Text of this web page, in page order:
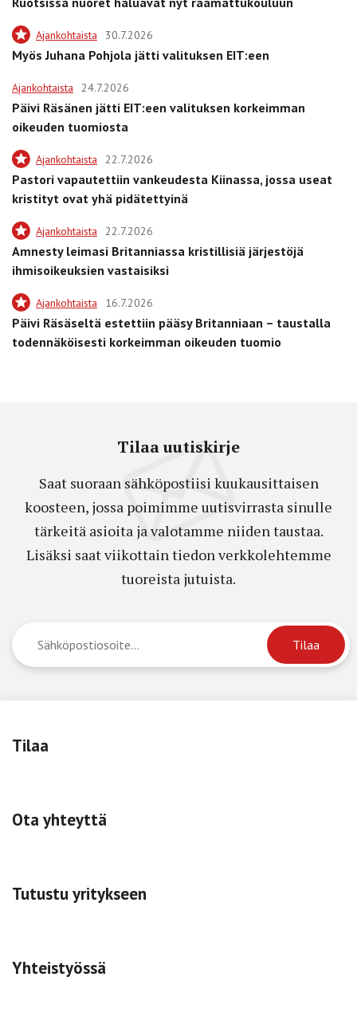
Ajankohtaista 30.7.2026
Myös Juhana Pohjola jätti valituksen EIT:een
Ajankohtaista 24.7.2026
Päivi Räsänen jätti EIT:een valituksen korkeimman
oikeuden tuomiosta
Ajankohtaista 22.7.2026
Pastori vapautettiin vankeudesta Kiinassa, jossa useat
kristityt ovat yhä pidätettyinä
Ajankohtaista 22.7.2026
Amnesty leimasi Britanniassa kristillisiä järjestöjä
ihmisoikeuksien vastaisiksi
Ajankohtaista 16.7.2026
Päivi Räsäseltä estettiin pääsy Britanniaan – taustalla
todennäköisesti korkeimman oikeuden tuomio
Tilaa uutiskirje
Saat suoraan sähköpostiisi kuukausittaisen
koosteen, jossa poimimme uutisvirrasta sinulle
tärkeitä asioita ja valotamme niiden taustaa.
Lisäksi saat viikottain tiedon verkkolehtemme
tuoreista jutuista.
Tilaa
Ota yhteyttä
Tutustu yritykseen
Yhteistyössä